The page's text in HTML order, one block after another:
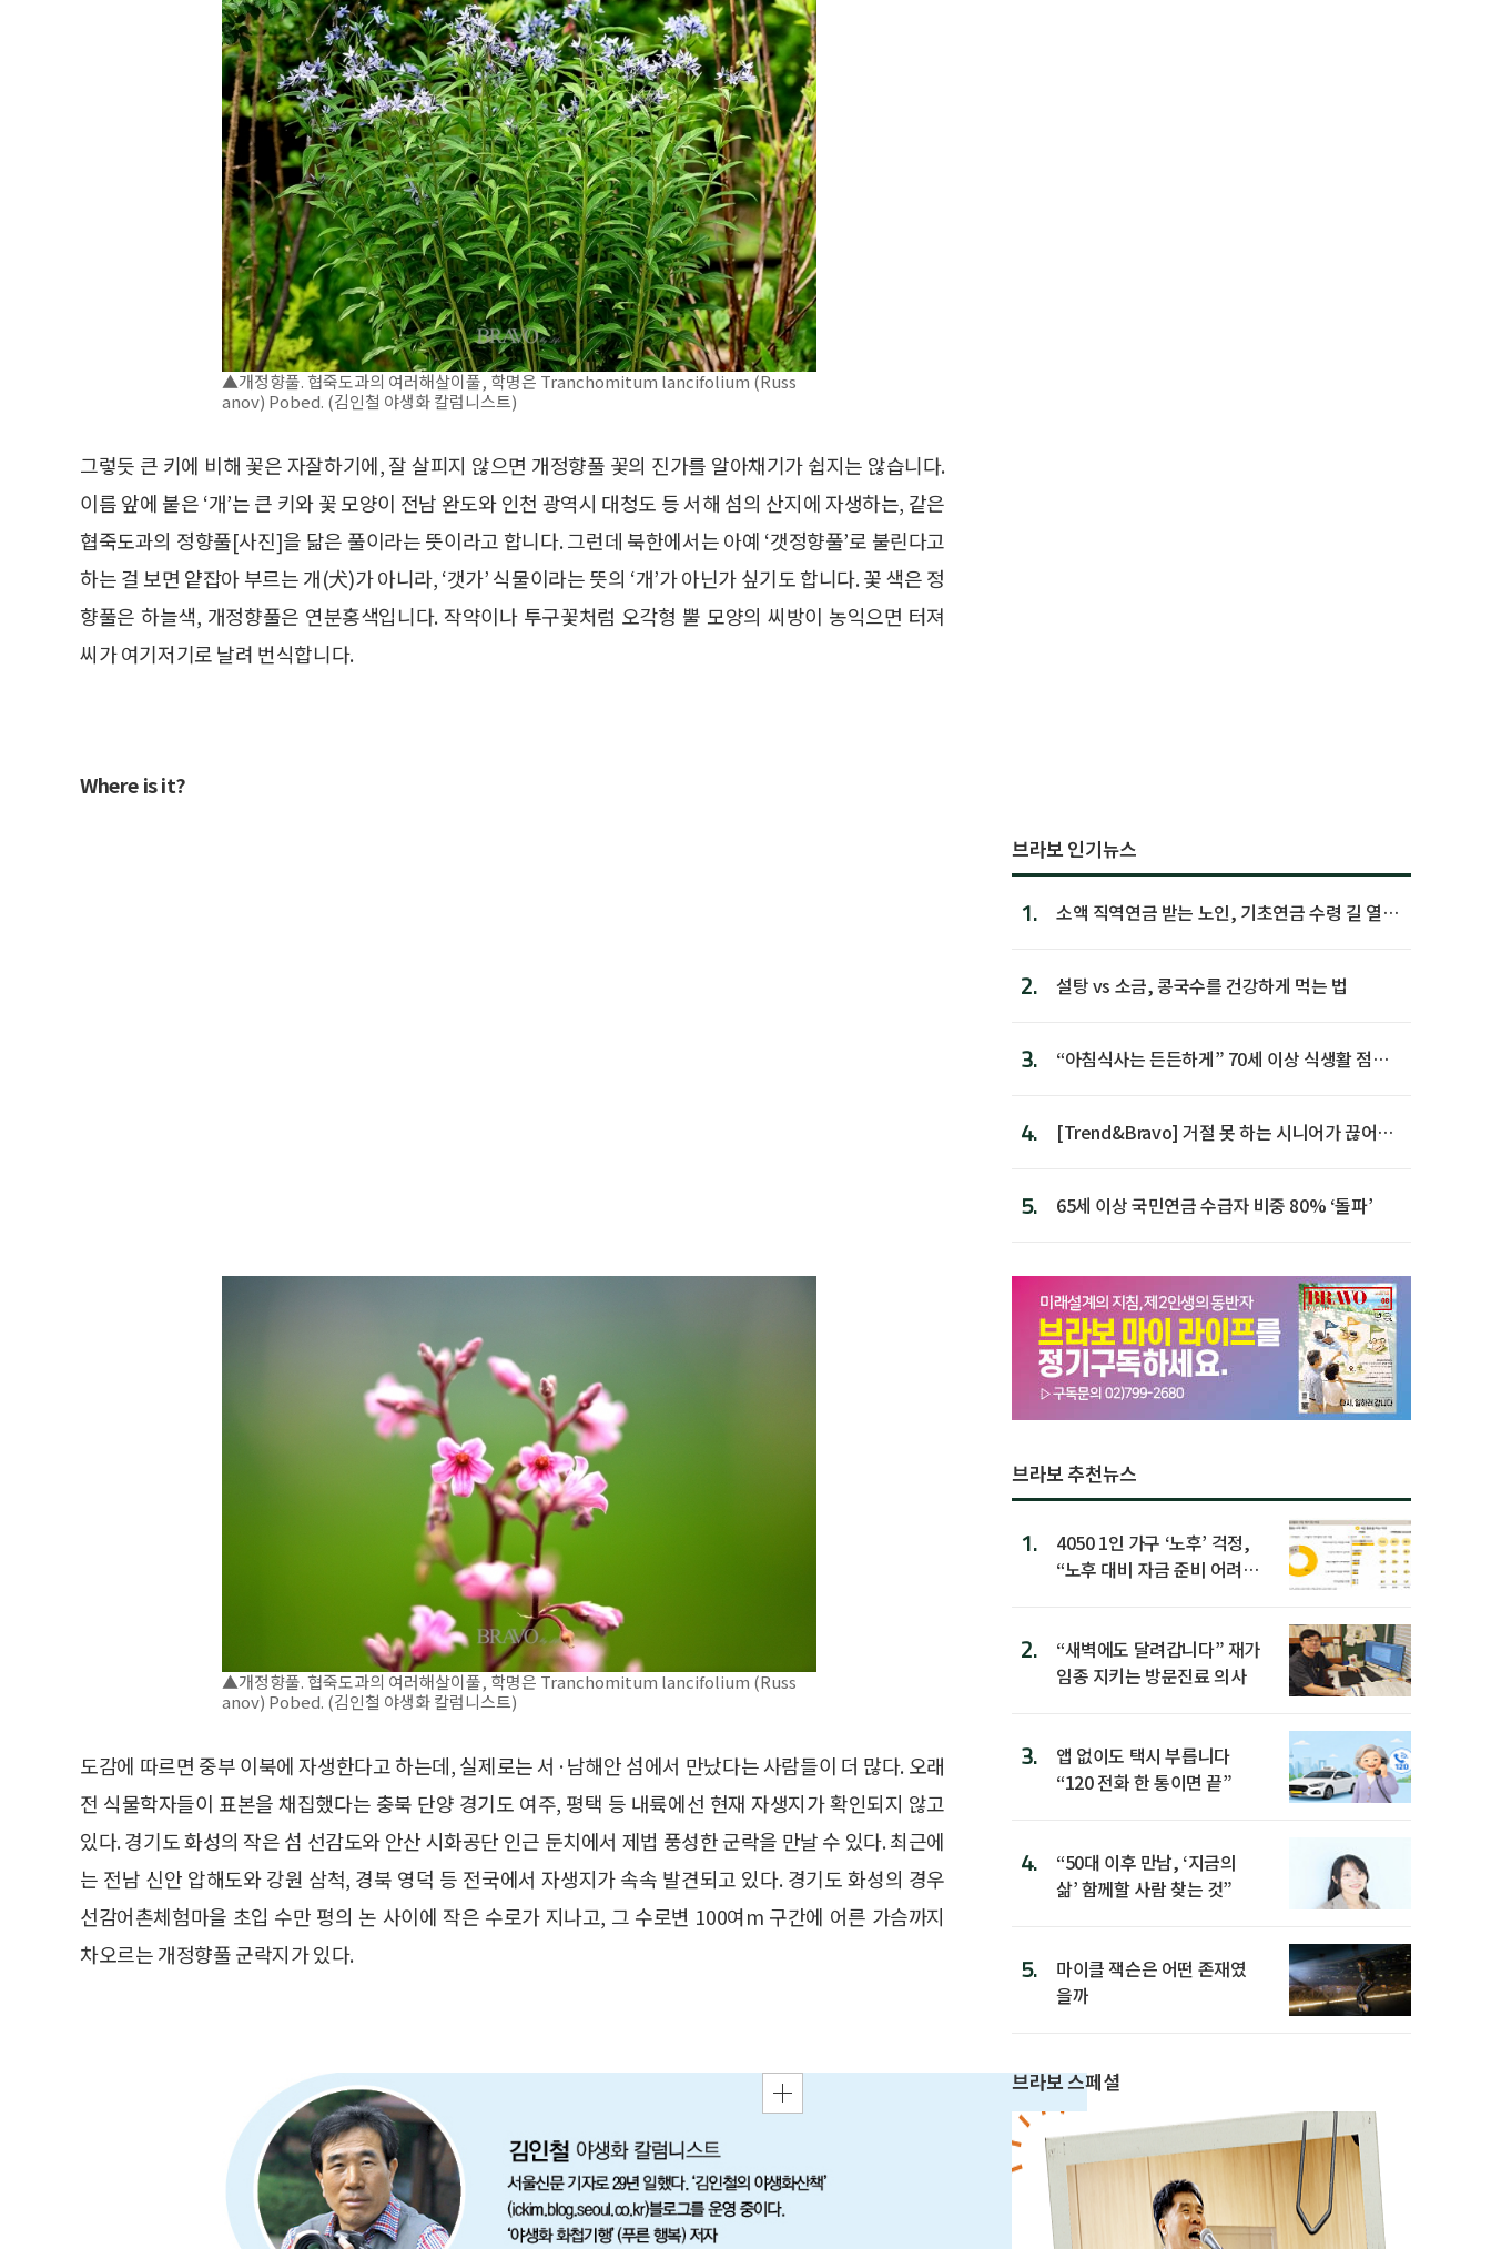
▲개정향풀. 협죽도과의 여러해살이풀, 학명은 Tranchomitum lancifolium (Russ
anov) Pobed. (김인철 야생화 칼럼니스트)
그렇듯 큰 키에 비해 꽃은 자잘하기에, 잘 살피지 않으면 개정향풀 꽃의 진가를 알아채기가 쉽지는 않습니다.
이름 앞에 붙은 ‘개’는 큰 키와 꽃 모양이 전남 완도와 인천 광역시 대청도 등 서해 섬의 산지에 자생하는, 같은
협죽도과의 정향풀[사진]을 닮은 풀이라는 뜻이라고 합니다. 그런데 북한에서는 아예 ‘갯정향풀’로 불린다고
하는 걸 보면 얕잡아 부르는 개(犬)가 아니라, ‘갯가’ 식물이라는 뜻의 ‘개’가 아닌가 싶기도 합니다. 꽃 색은 정
향풀은 하늘색, 개정향풀은 연분홍색입니다. 작약이나 투구꽃처럼 오각형 뿔 모양의 씨방이 농익으면 터져
씨가 여기저기로 날려 번식합니다.
Where is it?
▲개정향풀. 협죽도과의 여러해살이풀, 학명은 Tranchomitum lancifolium (Russ
anov) Pobed. (김인철 야생화 칼럼니스트)
도감에 따르면 중부 이북에 자생한다고 하는데, 실제로는 서·남해안 섬에서 만났다는 사람들이 더 많다. 오래
전 식물학자들이 표본을 채집했다는 충북 단양 경기도 여주, 평택 등 내륙에선 현재 자생지가 확인되지 않고
있다. 경기도 화성의 작은 섬 선감도와 안산 시화공단 인근 둔치에서 제법 풍성한 군락을 만날 수 있다. 최근에
는 전남 신안 압해도와 강원 삼척, 경북 영덕 등 전국에서 자생지가 속속 발견되고 있다. 경기도 화성의 경우
선감어촌체험마을 초입 수만 평의 논 사이에 작은 수로가 지나고, 그 수로변 100여m 구간에 어른 가슴까지
차오르는 개정향풀 군락지가 있다.
브라보 인기뉴스
1.
소액 직역연금 받는 노인, 기초연금 수령 길 열린
2. 설탕 vs 소금, 콩국수를 건강하게 먹는 법
3.
“아침식사는 든든하게” 70세 이상 식생활 점수
4.
[Trend&Bravo] 거절 못 하는 시니어가 끊어야
5. 65세 이상 국민연금 수급자 비중 80% ‘돌파’
브라보 추천뉴스
1.
4050 1인 가구 ‘노후’ 걱정,
“노후 대비 자금 준비 어려
2.
“새벽에도 달려갑니다” 재가
임종 지키는 방문진료 의사
3.
앱 없이도 택시 부릅니다
“120 전화 한 통이면 끝”
4.
“50대 이후 만남, ‘지금의
삶’ 함께할 사람 찾는 것”
5.
마이클 잭슨은 어떤 존재였
을까
브라보 스페셜